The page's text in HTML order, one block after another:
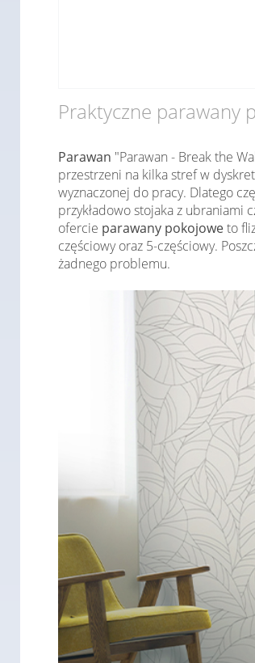
Praktyczne parawany
Parawan "Parawan - Break the
przestrzeni na kilka stref w
wyznaczonej do pracy. Dlatego
przykładowo stojaka z ubraniami
ofercie parawany pokojoweto
częściowy oraz 5-częściowy.
żadnego problemu.